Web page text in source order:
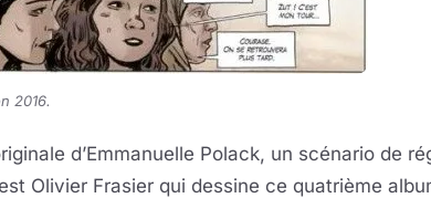
2016.
d’Emmanuelle Polack, un scénario de
Olivier Frasier qui dessine ce quatrième